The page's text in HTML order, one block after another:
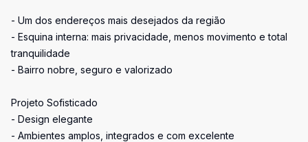
- Um dos endereços mais desejados da região
- Esquina interna: mais privacidade, menos movimento e total
tranquilidade
- Bairro nobre, seguro e valorizado
Projeto Sofisticado
- Design elegante
- Ambientes amplos, integrados e com excelente